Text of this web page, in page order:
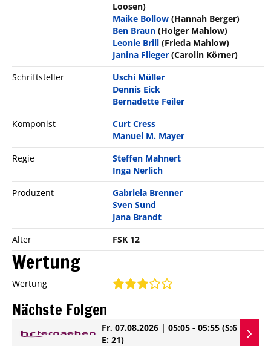
Loosen)
Maike Bollow (Hannah Berger)
Ben Braun (Holger Mahlow)
Leonie Brill (Frieda Mahlow)
Janina Flieger (Carolin Körner)
Schriftsteller
Uschi Müller
Dennis Eick
Bernadette Feiler
Komponist
Curt Cress
Manuel M. Mayer
Regie
Steffen Mahnert
Inga Nerlich
Produzent
Gabriela Brenner
Sven Sund
Jana Brandt
Alter
FSK 12
Wertung
Wertung
Nächste Folgen
Fr, 07.08.2026 | 05:05 - 05:55 (S:6
E: 21)